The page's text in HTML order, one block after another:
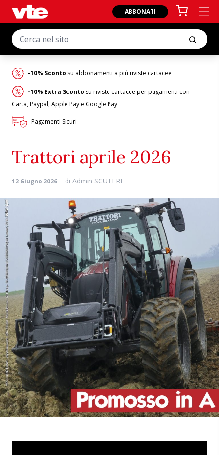
ABBONATI
-10% Sconto su abbonamenti a più riviste cartacee
-10% Extra Sconto su riviste cartacee per pagamenti con
Carta, Paypal, Apple Pay e Google Pay
Pagamenti Sicuri
Trattori aprile 2026
12 Giugno 2026 di Admin SCUTERI